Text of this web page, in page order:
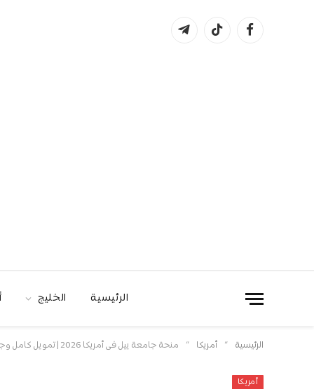
فيسبوكتيكتوكتيلقرام
الرئيسية الخليج
الرئيسية » أمريكا » منحة جامعة ييل في أمريكا 2026 | تمويل كامل وجزئي
أمريكا